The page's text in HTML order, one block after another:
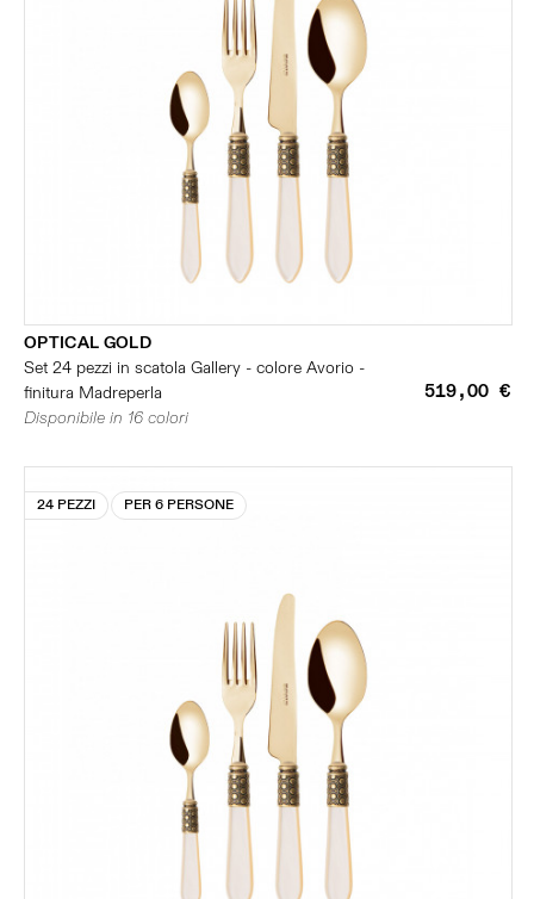
OPTICAL GOLD
Set 24 pezzi in scatola Gallery - colore Avorio -
finitura Madreperla
519,00 €
Disponibile in 16 colori
24 PEZZI PER 6 PERSONE